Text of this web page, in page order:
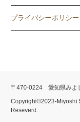
プライバシーポリシー
〒470-0224 愛知県みよ
Copyright©2023-Miyoshi
Reseverd.